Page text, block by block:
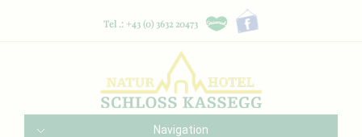
Tel .: +43 (0) 3632 20473
Navigation